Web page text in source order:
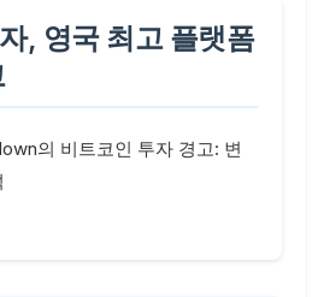
, 영국 최고 플랫폼
의 비트코인 투자 경고: 변